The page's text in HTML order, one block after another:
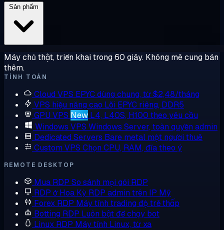
Máy chủ thật, triển khai trong 60 giây. Không mê cung bán
thêm.
TÍNH TOÁN
Cloud VPS EPYC dùng chung, từ $2,48/tháng
VPS hiệu năng cao Lõi EPYC riêng, DDR5
GPU VPS New L4, L40S, H100 theo yêu cầu
Windows VPS Windows Server, toàn quyền admin
Dedicated Servers Bare metal một người thuê
Custom VPS Chọn CPU, RAM, đĩa theo ý
REMOTE DESKTOP
Mua RDP So sánh mọi gói RDP
RDP ở Hoa Kỳ RDP admin trên IP Mỹ
Forex RDP Máy tính trading độ trễ thấp
Botting RDP Luôn bật để chạy bot
Linux RDP Máy tính Linux, từ xa